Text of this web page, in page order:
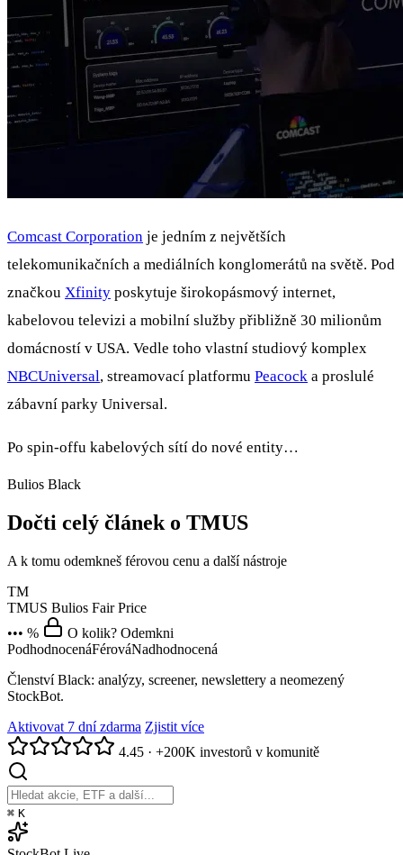
Comcast Corporation je jedním z největších
telekomunikačních a mediálních konglomerátů na světě. Pod
značkou Xfinity poskytuje širokopásmový internet,
kabelovou televizi a mobilní služby přibližně 30 milionům
domácností v USA. Vedle toho vlastní studiový komplex
NBCUniversal, streamovací platformu Peacock a proslulé
zábavní parky Universal.
Po spin-offu kabelových sítí do nové entity…
Bulios Black
Dočti celý článek o TMUS
A k tomu odemkneš férovou cenu a další nástroje
TM
TMUS Bulios Fair Price
••• %
O kolik? Odemkni
PodhodnocenáFérováNadhodnocená
Členství Black: analýzy, screener, newslettery a neomezený
StockBot.
Aktivovat 7 dní zdarma Zjistit více
4.45 · +200K investorů v komunitě
⌘ K